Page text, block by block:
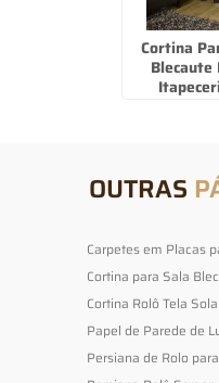
Cortina
Blecaute
OUTRAS
Carpetes em Placas
Cortina para Sala
Cortina Rolô Tela
Papel de Parede de
Persiana de Rolo